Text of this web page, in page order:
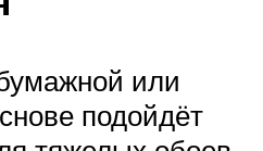
или
подойдёт